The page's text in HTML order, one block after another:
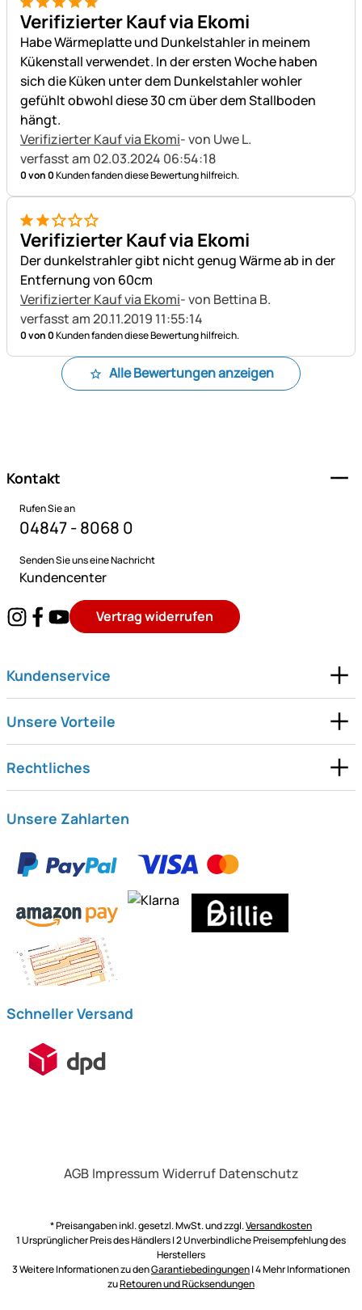
5 von 5
Verifizierter Kauf via Ekomi
Habe Wärmeplatte und Dunkelstahler in meinem
Kükenstall verwendet. In der ersten Woche haben
sich die Küken unter dem Dunkelstahler wohler
gefühlt obwohl diese 30 cm über dem Stallboden
hängt.
Verifizierter Kauf via Ekomi- von Uwe L.
verfasst am 02.03.2024 06:54:18
0 von 0Kunden fanden diese Bewertung hilfreich.
2 von 5
Verifizierter Kauf via Ekomi
Der dunkelstrahler gibt nicht genug Wärme ab in der
Entfernung von 60cm
Verifizierter Kauf via Ekomi- von Bettina B.
verfasst am 20.11.2019 11:55:14
0 von 0Kunden fanden diese Bewertung hilfreich.
Alle Bewertungen anzeigen
Kontakt
Rufen Sie an
04847 - 8068 0
Senden Sie uns eine Nachricht
Kundencenter
Vertrag widerrufen
Kundenservice
Unsere Vorteile
Rechtliches
Unsere Zahlarten
Schneller Versand
AGB Impressum Widerruf Datenschutz
* Preisangaben inkl. gesetzl. MwSt. und zzgl.Versandkosten
1 Ursprünglicher Preis des Händlers | 2 Unverbindliche Preisempfehlung des
Herstellers
3 Weitere Informationen zu denGarantiebedingungen| 4 Mehr Informationen
zuRetouren und Rücksendungen